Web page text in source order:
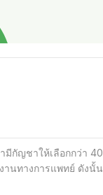
มีกัญชาให้เลือกกว่า
นทางการแพทย์ ดัง